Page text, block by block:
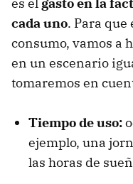
cada uno. Para
consumo, vamos a
en un escenario
tomaremos en
Tiempo de uso:
ejemplo, una
las horas de